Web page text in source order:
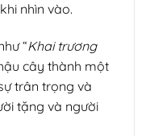
nhìn vào.
“Khai trương
cây thành một
trân trọng và
tặng và người